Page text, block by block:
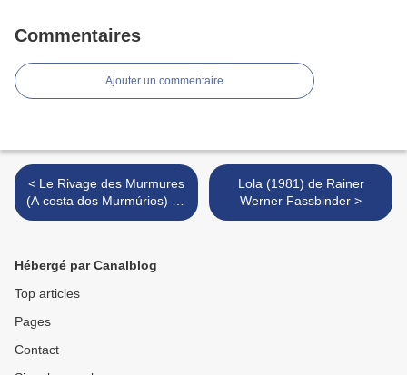
Commentaires
Ajouter un commentaire
< Le Rivage des Murmures
(A costa dos Murmúrios) de
Margarida Cardoso - 2004
Lola (1981) de Rainer
Werner Fassbinder >
Hébergé par Canalblog
Top articles
Pages
Contact